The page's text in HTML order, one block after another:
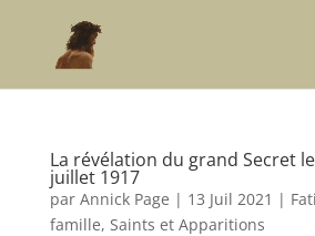
La révélation du grand Secret
juillet 1917
par Annick Page | 13 Juil 2021 |
famille, Saints et Apparitions